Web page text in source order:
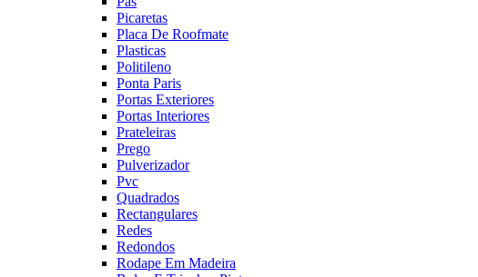
Picaretas
Placa De Roofmate
Plasticas
Politileno
Ponta Paris
Portas Exteriores
Portas Interiores
Prateleiras
Prego
Pulverizador
Pvc
Quadrados
Rectangulares
Redes
Redondos
Rodape Em Madeira